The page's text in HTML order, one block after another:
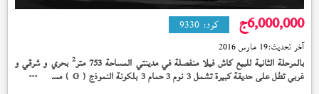
6,000,000ج كود: 9330
آخر تحديث:19 مارس 2016
بالمرحلة الثانية للبيع كاش فيلا منفصلة في مدينتي المساحة 753 متر 2 بحري و شرقي و
غربي تطل على حديقة كبيرة تشمل 3 نوم 3 حمام 3 بلكونة النموذج ( G ) مساحة المباني
2